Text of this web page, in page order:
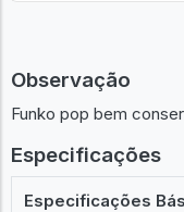
Observação
Funko pop bem
Especificações
Especificações